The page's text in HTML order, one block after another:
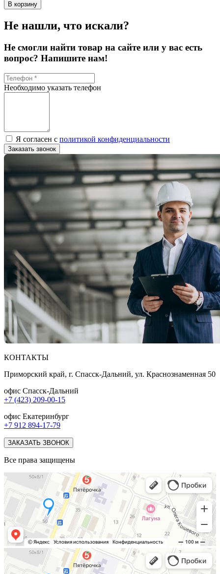
В корзину
Не нашли, что искали?
Не смогли найти товар на сайте или у вас есть
вопрос? Напишите нам!
Необходимо указать телефон
Я согласен с политикой конфиденциальности
Заказать звонок
КОНТАКТЫ
Приморский край, г. Спасск-Дальний, ул. Краснознаменная 50
офис Спасск-Дальний
+7 (423) 209-00-15
офис Екатеринбург
+7 912 894-17-79
ЗАКАЗАТЬ ЗВОНОК
Все права защищены